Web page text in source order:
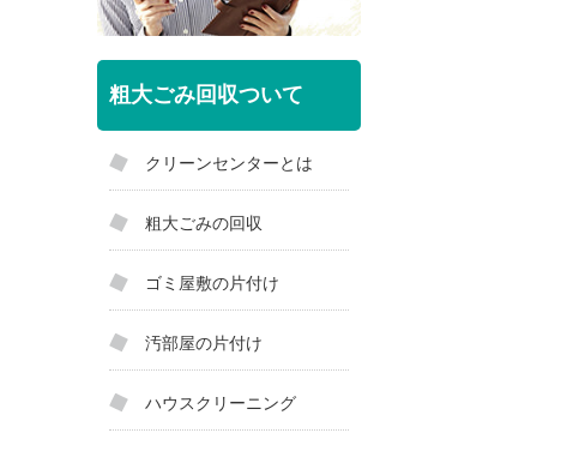
粗大ごみ回収ついて
クリーンセンターとは
粗大ごみの回収
ゴミ屋敷の片付け
汚部屋の片付け
ハウスクリーニング